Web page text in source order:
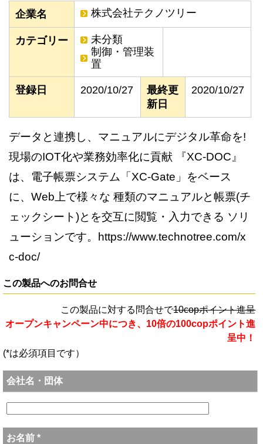
企業名 株式会社テクノツリー
カテゴリー
未分類
制御・管理装
置
登録日 2020/10/27
最終更
新日
2020/10/27
データと連携し、マニュアルにデジタル革命を!
現場のIOT化や業務効率化に貢献 『XC-DOC』
は、電子帳票システム「XC-Gate」をベース
に、Web上で様々な 種類のマニュアルと帳票(チ
ェックシート)とを交互に閲覧・入力できる ソリ
ューションです。https://www.technotree.com/x
c-doc/
この製品へのお問合せ
この製品に対する問合せで10copポイント進呈
オープンキャンペーン中につき、10倍の100copポイント進
呈中！
(*は必須項目です）
会社名・団体
お名前 *